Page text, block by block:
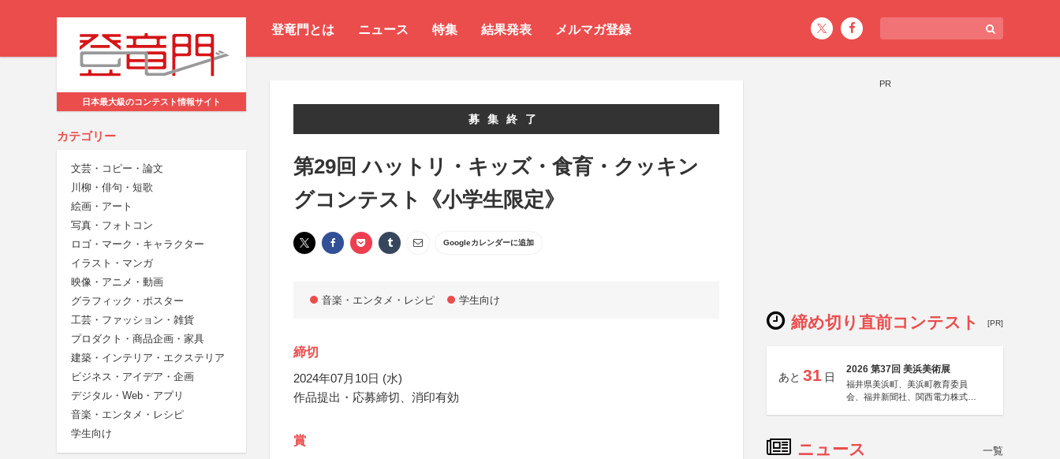
登竜門とは ニュース 特集 結果発表 メルマガ登録
日本最大級のコンテスト情報サイト
カテゴリー
文芸・コピー・論文
川柳・俳句・短歌
絵画・アート
写真・フォトコン
ロゴ・マーク・キャラクター
イラスト・マンガ
映像・アニメ・動画
グラフィック・ポスター
工芸・ファッション・雑貨
プロダクト・商品企画・家具
建築・インテリア・エクステリア
ビジネス・アイデア・企画
デジタル・Web・アプリ
音楽・エンタメ・レシピ
学生向け
募集終了
第29回 ハットリ・キッズ・食育・クッキン
グコンテスト《小学生限定》
Googleカレンダーに追加
音楽・エンタメ・レシピ 学生向け
締切
2024年07月10日 (水)
作品提出・応募締切、消印有効
賞
PR
締め切り直前コンテスト [PR]
あと 31 日
2026 第37回 美浜美術展
福井県美浜町、美浜町教育委員
会、福井新聞社、関西電力株式会
ニュース 一覧